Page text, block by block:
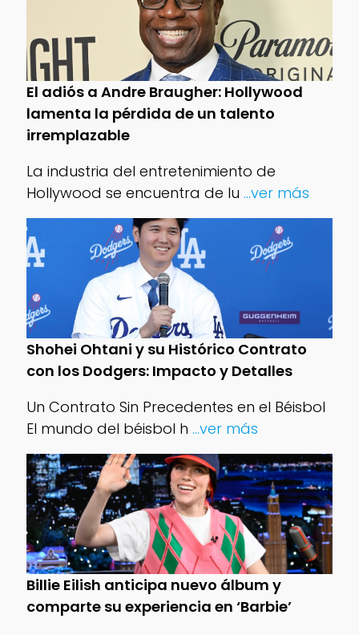
El adiós a Andre Braugher: Hollywood
lamenta la pérdida de un talento
irremplazable
La industria del entretenimiento de
Hollywood se encuentra de lu ...ver más
Shohei Ohtani y su Histórico Contrato
con los Dodgers: Impacto y Detalles
Un Contrato Sin Precedentes en el Béisbol
El mundo del béisbol h ...ver más
Billie Eilish anticipa nuevo álbum y
comparte su experiencia en ‘Barbie’